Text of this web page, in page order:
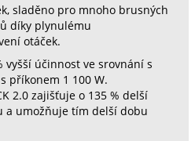
sladěno pro mnoho brusných
díky plynulému
otáček.
vyšší účinnost ve srovnání s
příkonem 1 100 W.
2.0 zajišťuje o 135 % delší
a umožňuje tím delší dobu